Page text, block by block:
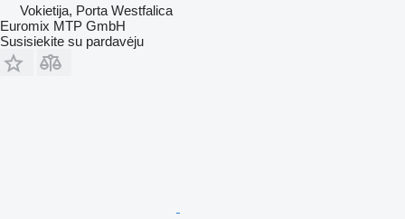
Vokietija, Porta Westfalica
Euromix MTP GmbH
Susisiekite su pardavėju